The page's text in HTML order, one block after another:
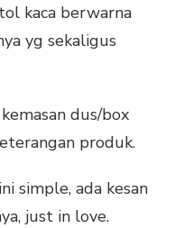
kaca berwarna
yg sekaligus
dus/box
produk.
simple, ada kesan
just in love.